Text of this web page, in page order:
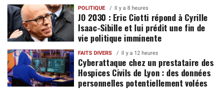
POLITIQUE Il y a 8 heures
JO 2030 : Eric Ciotti répond à Cyrille
Isaac-Sibille et lui prédit une fin de
vie politique imminente
FAITS DIVERS Il y a 12 heures
Cyberattaque chez un prestataire des
Hospices Civils de Lyon : des données
personnelles potentiellement volées